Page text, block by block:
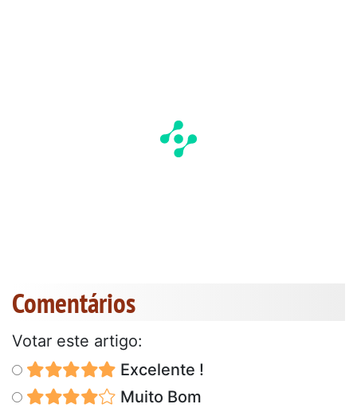
Comentários
Votar este artigo:
Excelente !
Muito Bom